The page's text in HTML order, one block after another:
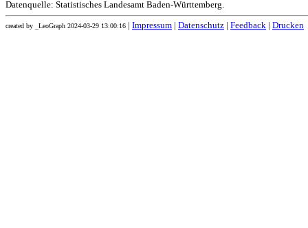
Datenquelle: Statistisches Landesamt Baden-Württemberg.
created by _LeoGraph 2024-03-29 13:00:16 Impressum Datenschutz Feedback Drucken